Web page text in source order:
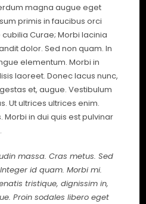
magna augue eget
primis in faucibus orci
Curae; Morbi lacinia
dolor. Sed non quam. In
elementum. Morbi in
laoreet. Donec lacus nunc,
et, augue. Vestibulum
Ut ultrices ultrices enim.
Morbi in dui quis est pulvinar
massa. Cras metus. Sed
id quam. Morbi mi.
tristique, dignissim in,
Proin sodales libero eget